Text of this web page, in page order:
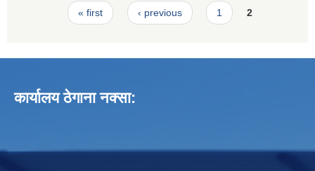
Pages« first ‹ previous 1 2
कार्यालय ठेगाना नक्सा: